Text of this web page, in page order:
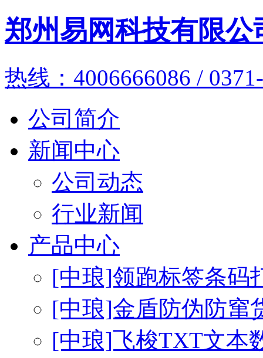
郑州易网科技有限公
热线：4006666086 /
公司简介
新闻中心
公司动态
行业新闻
产品中心
[中琅]领跑标签条码
[中琅]金盾防伪防窜
[中琅]飞梭TXT文本